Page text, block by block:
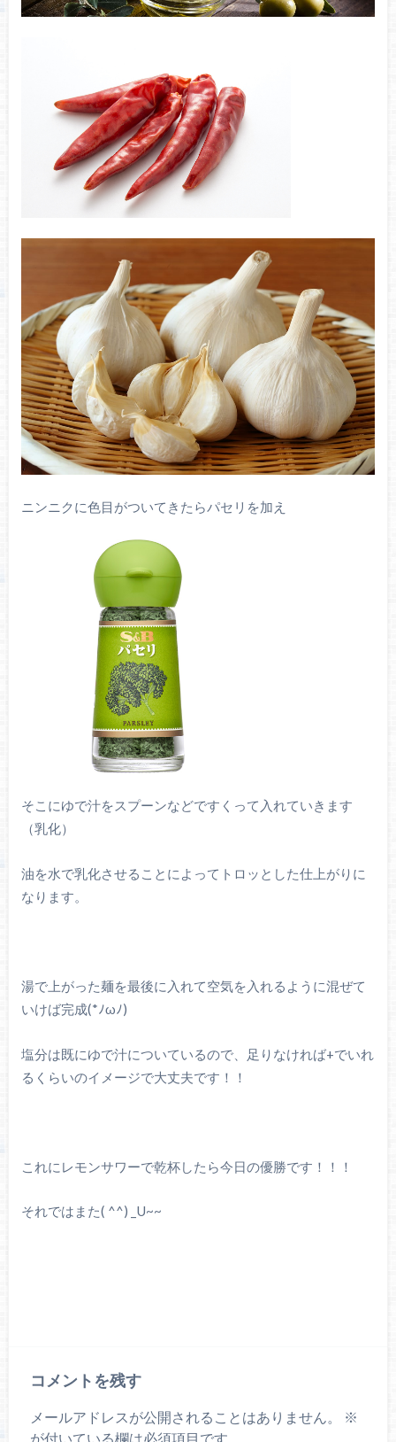
ニンニクに色目がついてきたらパセリを加え
そこにゆで汁をスプーンなどですくって入れていきます
（乳化）
油を水で乳化させることによってトロッとした仕上がりに
なります。
湯で上がった麺を最後に入れて空気を入れるように混ぜて
いけば完成(*ﾉωﾉ)
塩分は既にゆで汁についているので、足りなければ+でいれ
るくらいのイメージで大丈夫です！！
これにレモンサワーで乾杯したら今日の優勝です！！！
それではまた( ^^) _U~~
コメントを残す
メールアドレスが公開されることはありません。
※
が付いている欄は必須項目です